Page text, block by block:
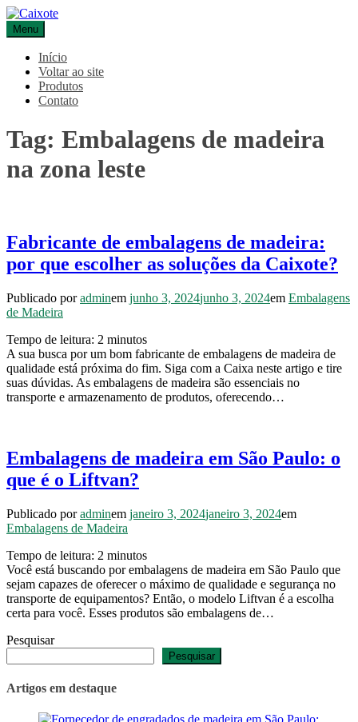
Pular
para
o
conteúdo
Caixote
Blog – Caixote
Menu
Início
Voltar ao site
Produtos
Contato
Tag: Embalagens de madeira
na zona leste
Fabricante de embalagens de madeira:
por que escolher as soluções da Caixote?
Publicado poradminem junho 3, 2024junho 3, 2024em Embalagens
de Madeira
Tempo de leitura: 2 minutos
A sua busca por um bom fabricante de embalagens de madeira de
qualidade está próxima do fim. Siga com a Caixa neste artigo e tire
suas dúvidas. As embalagens de madeira são essenciais no
transporte e armazenamento de produtos, oferecendo…
Embalagens de madeira em São Paulo: o
que é o Liftvan?
Publicado poradminem janeiro 3, 2024janeiro 3, 2024em
Embalagens de Madeira
Tempo de leitura: 2 minutos
Você está buscando por embalagens de madeira em São Paulo que
sejam capazes de oferecer o máximo de qualidade e segurança no
transporte de equipamentos? Então, o modelo Liftvan é a escolha
certa para você. Esses produtos são embalagens de…
Pesquisar
Pesquisar
Artigos em destaque